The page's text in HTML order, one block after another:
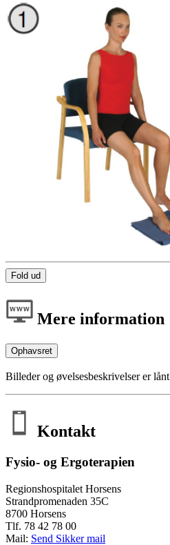
Fold ud
Mere information
Ophavsret
Billeder og øvelsesbeskrivelser er
Kontakt
Fysio- og Ergoterapien
Regionshospitalet Horsens
Strandpromenaden 35C
8700 Horsens
Tlf. 78 42 78 00
Mail: Send Sikker mail